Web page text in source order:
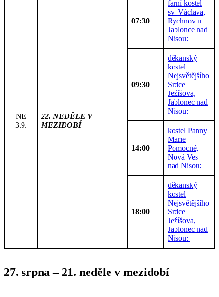
NE
3.9.
22. NEDĚLE V
MEZIDOBÍ
07:30
farní kostel
sv. Václava,
Rychnov u
Jablonce nad
Nisou:
09:30
děkanský
kostel
Nejsvětějšího
Srdce
Ježíšova,
Jablonec nad
Nisou:
14:00
kostel Panny
Marie
Pomocné,
Nová Ves
nad Nisou:
18:00
děkanský
kostel
Nejsvětějšího
Srdce
Ježíšova,
Jablonec nad
Nisou:
27. srpna – 21. neděle v mezidobí